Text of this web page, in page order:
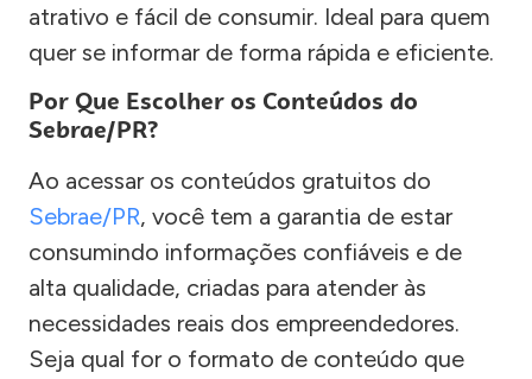
atrativo e fácil de consumir. Ideal para quem
quer se informar de forma rápida e eficiente.
Por Que Escolher os Conteúdos do
Sebrae/PR?
Ao acessar os conteúdos gratuitos do
Sebrae/PR, você tem a garantia de estar
consumindo informações confiáveis e de
alta qualidade, criadas para atender às
necessidades reais dos empreendedores.
Seja qual for o formato de conteúdo que